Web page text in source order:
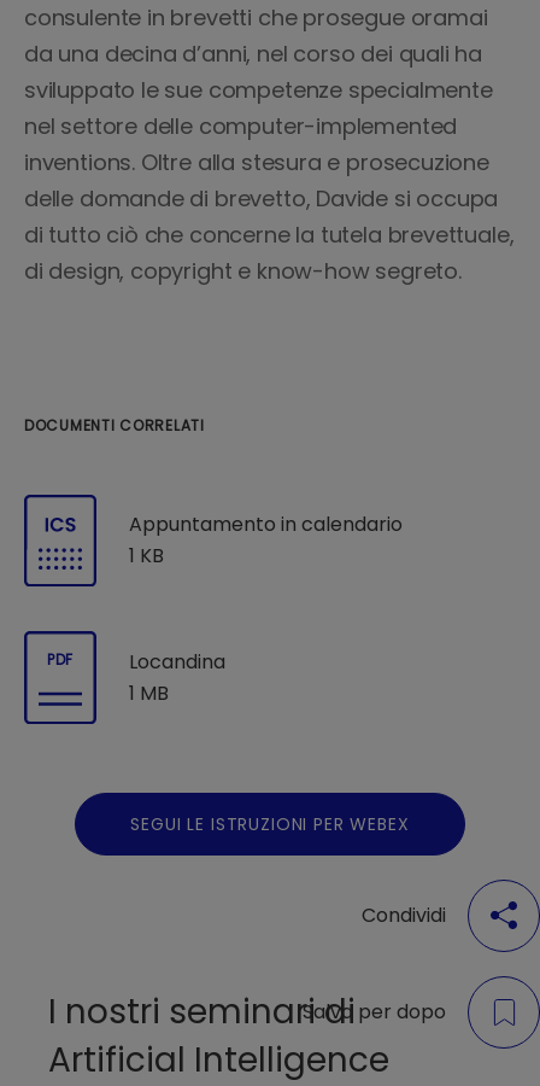
consulente in brevetti che prosegue oramai
da una decina d’anni, nel corso dei quali ha
sviluppato le sue competenze specialmente
nel settore delle computer-implemented
inventions. Oltre alla stesura e prosecuzione
delle domande di brevetto, Davide si occupa
di tutto ciò che concerne la tutela brevettuale,
di design, copyright e know-how segreto.
DOCUMENTI CORRELATI
Appuntamento in calendario
1 KB
PDF
Locandina
1 MB
SEGUI LE ISTRUZIONI PER WEBEX
Condividi
Salva per dopo
I nostri seminari di
Artificial Intelligence